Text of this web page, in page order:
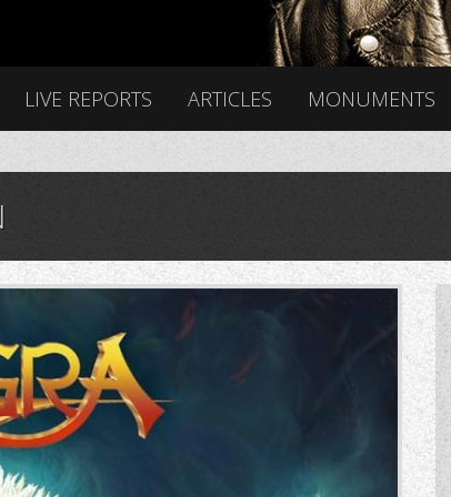
LIVE REPORTS ARTICLES MONUMENTS